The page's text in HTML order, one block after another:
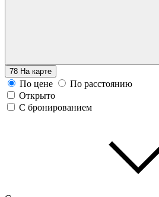
78 На карте
По цене
По расстоянию
Открыто
С бронированием